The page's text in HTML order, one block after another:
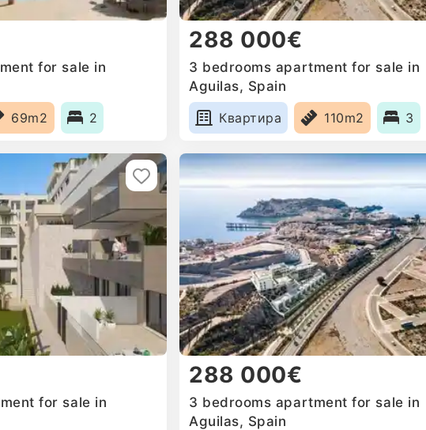
for sale in
69m2 2
288 000€
3 bedrooms apartment for sale in
Aguilas, Spain
Квартира
110m2 3
for sale in
288 000€
3 bedrooms apartment for sale in
Aguilas, Spain